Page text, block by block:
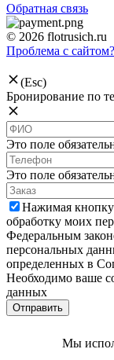
Обратная связь
© 2026 flotrusich.ru
Проблема с сайтом?
(Esc)
Бронирование по
Это поле
Это поле
Нажимая кнопку
обработку моих
Федеральным
персональных
определенных в
Необходимо ваше
данных
Мы